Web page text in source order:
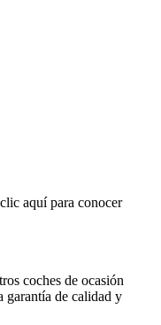
aquípara conocer
coches de ocasión
garantía de calidad y